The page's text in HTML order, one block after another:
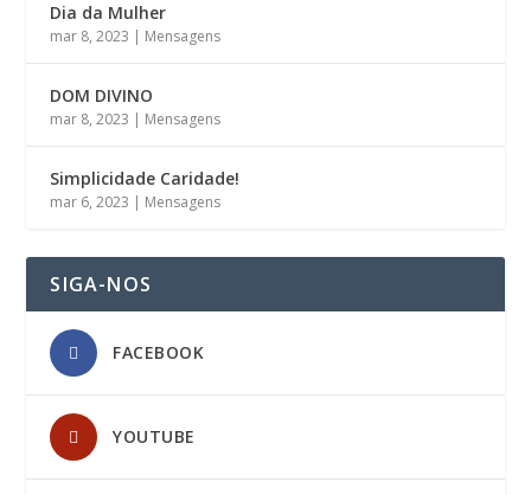
Dia da Mulher
mar 8, 2023 | Mensagens
DOM DIVINO
mar 8, 2023 | Mensagens
Simplicidade Caridade!
mar 6, 2023 | Mensagens
SIGA-NOS
FACEBOOK
YOUTUBE